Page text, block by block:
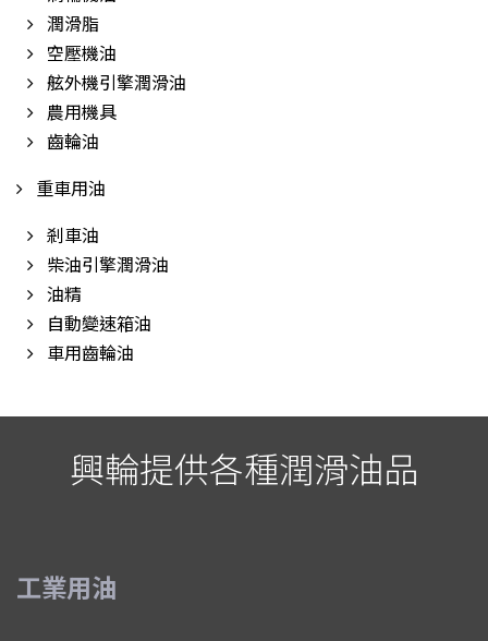
潤滑脂
空壓機油
舷外機引擎潤滑油
農用機具
齒輪油
重車用油
剎車油
柴油引擎潤滑油
油精
自動變速箱油
車用齒輪油
興輪提供各種潤滑油品
工業用油